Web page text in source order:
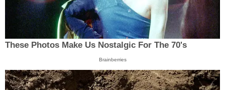
These Photos Make Us Nostalgic For The 70's
Brainberries